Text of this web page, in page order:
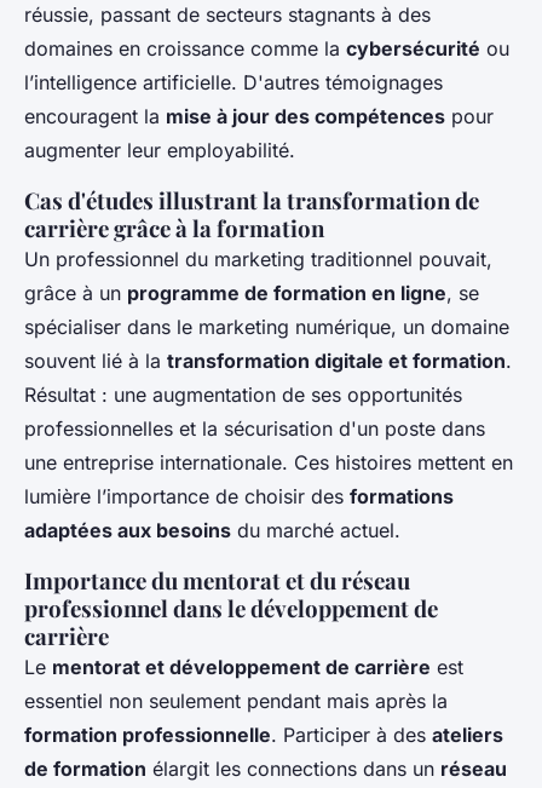
réussie, passant de secteurs stagnants à des
domaines en croissance comme la cybersécurité ou
l’intelligence artificielle. D'autres témoignages
encouragent la mise à jour des compétences pour
augmenter leur employabilité.
Cas d'études illustrant la transformation de
carrière grâce à la formation
Un professionnel du marketing traditionnel pouvait,
grâce à un programme de formation en ligne, se
spécialiser dans le marketing numérique, un domaine
souvent lié à la transformation digitale et formation.
Résultat : une augmentation de ses opportunités
professionnelles et la sécurisation d'un poste dans
une entreprise internationale. Ces histoires mettent en
lumière l’importance de choisir des formations
adaptées aux besoins du marché actuel.
Importance du mentorat et du réseau
professionnel dans le développement de
carrière
Le mentorat et développement de carrière est
essentiel non seulement pendant mais après la
formation professionnelle. Participer à des ateliers
de formation élargit les connections dans un réseau